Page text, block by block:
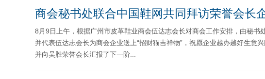
商会秘书处联合中国鞋网共同拜访荣誉会长
8月9日上午，根据广州市皮革鞋业商会伍达志会长对商会工作安排，由秘书
并代表伍达志会长为商会企业送上“招财猫吉祥物”，祝愿企业越办越好生意
并向吴胜荣誉会长汇报了下一阶...